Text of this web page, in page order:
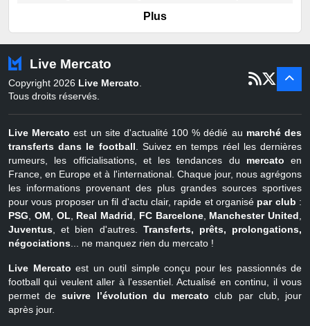
Portugal
Pays-Bas
22 juin - 2 sept
Belgique
juil - 31
Plus
Live Mercato
Copyright 2026 Live Mercato
Tous droits réservés.
Live Mercato est un site d'actualité 100 % dédié au marché des
transferts dans le football . Suivez en temps réel les dernières
rumeurs, les officialisations, et les tendances du mercato en
France, en Europe et à l'international. Chaque jour, nous agrégons
les informations provenant des plus grandes sources sportives
pour vous proposer un fil d'actu clair, rapide et organisé par club :
PSG
OM OL Real Madrid FC Barcelone, Manchester United
Juventus , et bien d'autres. Transferts, prêts, prolongations,
négociations ... ne manquez rien du mercato !
Live Mercato est un outil simple conçu pour les passionnés de
football qui veulent aller à l'essentiel. Actualisé en continu, il vous
permet desuivre l’évolution du mercato club par club, jour
après jour.